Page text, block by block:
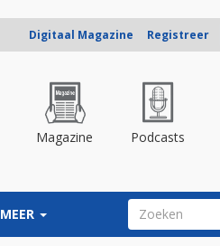
Digitaal Magazine Registreer
Magazine Podcasts
MEER ZOEKVELD